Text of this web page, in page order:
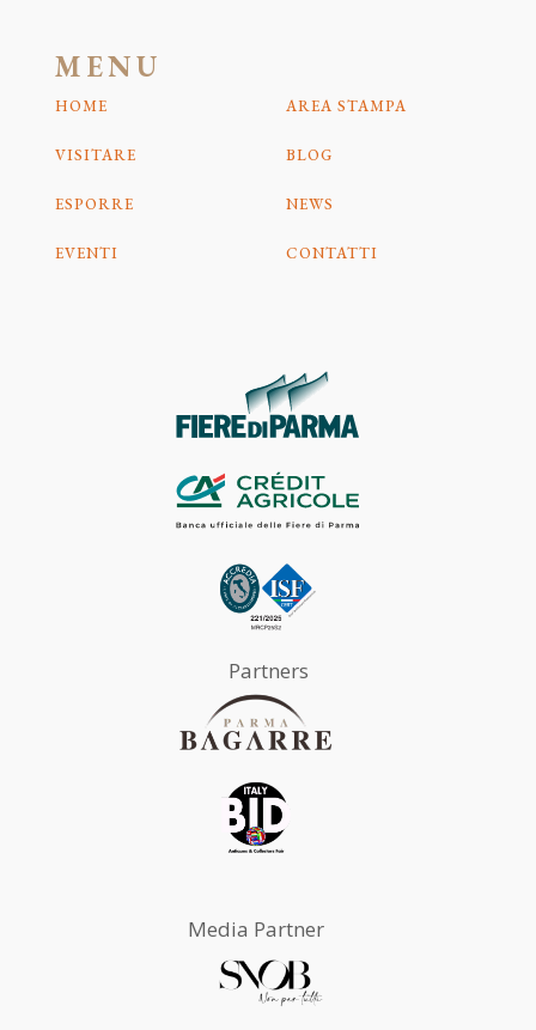
MENU
HOME
VISITARE
ESPORRE
EVENTI
AREA STAMPA
BLOG
NEWS
CONTATTI
Partners
Media Partner